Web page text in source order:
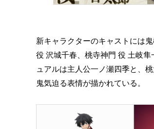
新キャラクターのキャストには
役 沢城千春、桃寺神門 役 土岐
ュアルは主人公一ノ瀬四季と、
鬼気迫る表情が描かれている。